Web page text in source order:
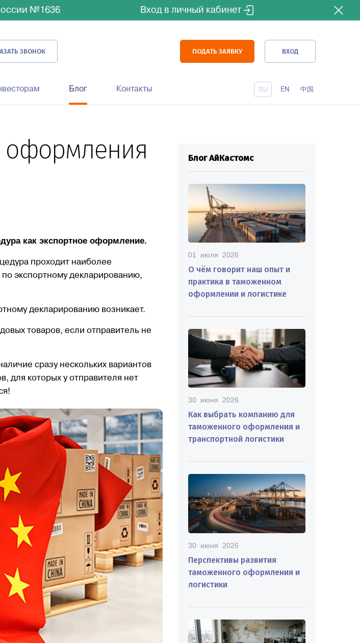
№1636 Вход в личный кабинет
Блог Контакты
ЗВОНОК ПОДАТЬ ЗАЯВКУ ВХОД
RU EN 中国
оформления
как экспортное оформление.
проходит наиболее
экспортному декларированию,
декларированию возникает.
товаров, если отправитель не
сразу нескольких вариантов
для которых у отправителя нет
Блог АйКастомс
01 июля 2026
О чём говорит наш опыт и
практика в таможенном
оформлении и логистике
30 июня 2026
Как выбрать компанию для
таможенного оформления и
транспортной логистики
30 июня 2026
Перспективы развития
таможенного оформления и
логистики